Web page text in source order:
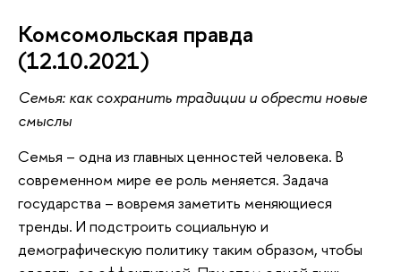
Комсомольская правда
(12.10.2021)
Семья: как сохранить традиции и обрести новые
смыслы
Семья – одна из главных ценностей человека. В
современном мире ее роль меняется. Задача
государства – вовремя заметить меняющиеся
тренды. И подстроить социальную и
демографическую политику таким образом, чтобы